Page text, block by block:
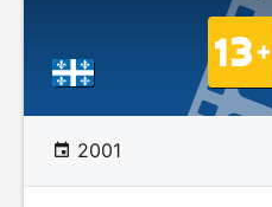
2001